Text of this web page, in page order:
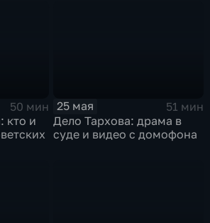
50 мин
кто и
25 мая
51 мин
Дело Тархова: драма в
суде и видео с домофона